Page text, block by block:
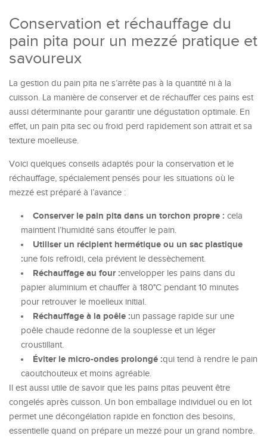
Conservation et réchauffage du
pain pita pour un mezzé pratique et
savoureux
La gestion du pain pita ne s’arrête pas à la quantité ni à la
cuisson. La manière de conserver et de réchauffer ces pains est
aussi déterminante pour garantir une dégustation optimale. En
effet, un pain pita sec ou froid perd rapidement son attrait et sa
texture moelleuse.
Voici quelques conseils adaptés pour la conservation et le
réchauffage, spécialement pensés pour les situations où le
mezzé est préparé à l’avance :
Conserver le pain pita dans un torchon propre : cela
maintient l’humidité sans étouffer le pain.
Utiliser un récipient hermétique ou un sac plastique
:une fois refroidi, cela prévient le dessèchement.
Réchauffage au four :envelopper les pains dans du
papier aluminium et chauffer à 180°C pendant 10 minutes
pour retrouver le moelleux initial.
Réchauffage à la poêle :un passage rapide sur une
poêle chaude redonne de la souplesse et un léger
croustillant.
Éviter le micro-ondes prolongé :qui tend à rendre le pain
caoutchouteux et moins agréable.
Il est aussi utile de savoir que les pains pitas peuvent être
congelés après cuisson. Un bon emballage individuel ou en lot
permet une décongélation rapide en fonction des besoins,
essentielle quand on prépare un mezzé pour un grand nombre.